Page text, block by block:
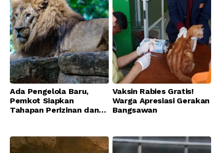
Ada Pengelola Baru,
Pemkot Siapkan
Tahapan Perizinan dan
Vaksin Rabies Gratis!
Warga Apresiasi Gerakan
Bangsawan